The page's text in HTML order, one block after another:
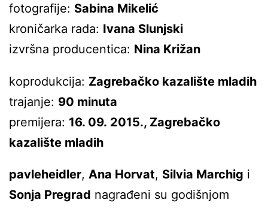
fotografije: Sabina Mikelić
kroničarka rada: Ivana Slunjski
izvršna producentica: Nina Križan
koprodukcija: Zagrebačko kazalište mladih
trajanje: 90 minuta
premijera: 16. 09. 2015., Zagrebačko
kazalište mladih
pavleheidler, Ana Horvat, Silvia Marchig i
Sonja Pregrad nagrađeni su godišnjom